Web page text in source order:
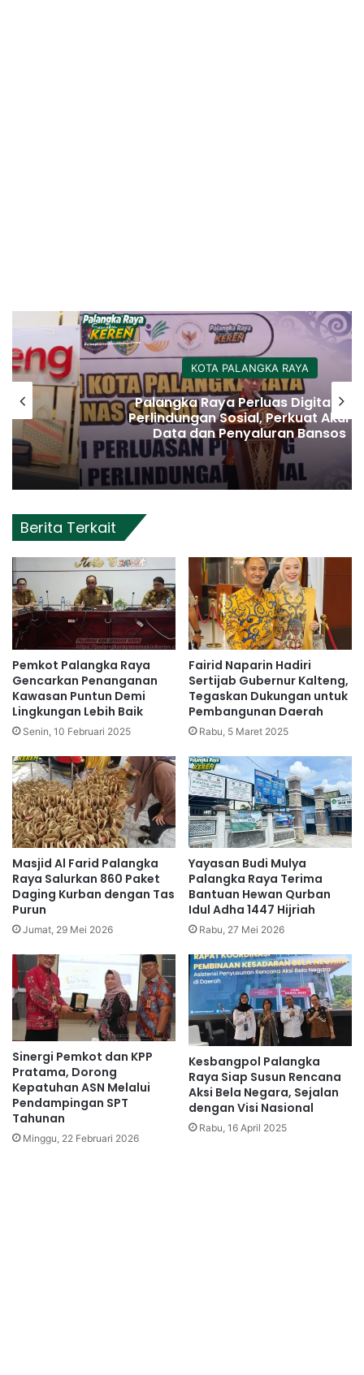
KOTA PALANGKA RAYA
Palangka Raya Perluas Digitalisasi
Perlindungan Sosial, Perkuat Akurasi
Data dan Penyaluran Bansos
Berita Terkait
Pemkot Palangka Raya
Gencarkan Penanganan
Kawasan Puntun Demi
Lingkungan Lebih Baik
Senin, 10 Februari 2025
Fairid Naparin Hadiri
Sertijab Gubernur Kalteng,
Tegaskan Dukungan untuk
Pembangunan Daerah
Rabu, 5 Maret 2025
Masjid Al Farid Palangka
Raya Salurkan 860 Paket
Daging Kurban dengan Tas
Purun
Jumat, 29 Mei 2026
Yayasan Budi Mulya
Palangka Raya Terima
Bantuan Hewan Qurban
Idul Adha 1447 Hijriah
Rabu, 27 Mei 2026
Sinergi Pemkot dan KPP
Pratama, Dorong
Kepatuhan ASN Melalui
Pendampingan SPT
Tahunan
Minggu, 22 Februari 2026
Kesbangpol Palangka
Raya Siap Susun Rencana
Aksi Bela Negara, Sejalan
dengan Visi Nasional
Rabu, 16 April 2025